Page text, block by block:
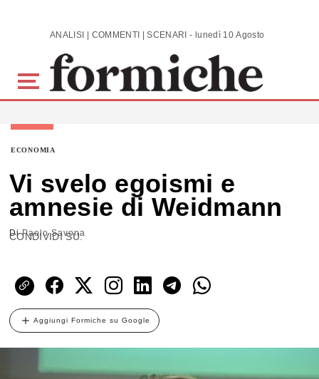
Skip to main content ANALISI | COMMENTI | SCENARI - lunedì 10 Agosto 2026
ECONOMIA
Vi svelo egoismi e
amnesie di Weidmann
DiPaolo Savona
CONDIVIDI SU:
Aggiungi Formiche su Google